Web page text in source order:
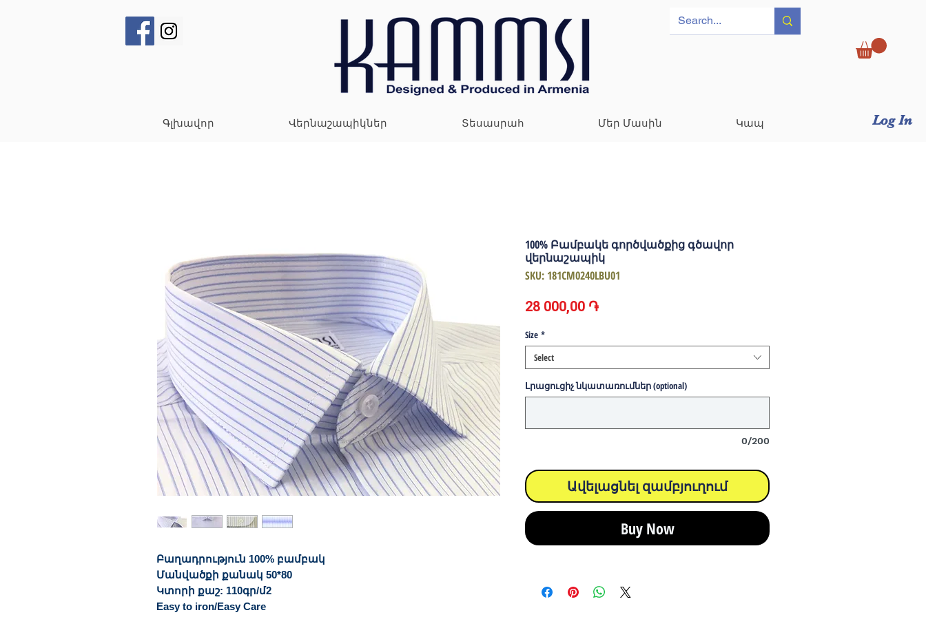
Log In
Գլխավոր Վերնաշապիկներ Տեսասրահ Մեր Մասին Կապ
Բաղադրություն 100% բամբակ
Մանվածքի քանակ 50*80
Կտորի քաշ: 110գր/մ2
Easy to iron/Easy Care
100% Բամբակե գործվածքից գծավոր
վերնաշապիկ
SKU: 181CM0240LBU01
28 000,00 ֏Price
Size *
Select
Լրացուցիչ նկատառումներ (optional)
0/200
Ավելացնել զամբյուղում
Buy Now